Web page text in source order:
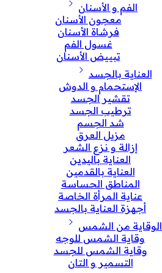
الفم و الأسنان
معجون الأسنان
فرشاة الأسنان
غسول الفم
تبييض الأسنان
العناية بالجسد
الإستحمام و الدوش
تقشير الجسد
ترطيب الجسد
شد الجسم
مزيل العرق
إزالة و نزع الشعر
العناية باليدين
العناية بالقدمين
المناطق الحساسة
عناية المرأة الخاصة
أجهزة العناية بالجسد
الوقاية من الشمس
وقاية الشمس للوجه
وقاية الشمس للجسد
التسمير و التان